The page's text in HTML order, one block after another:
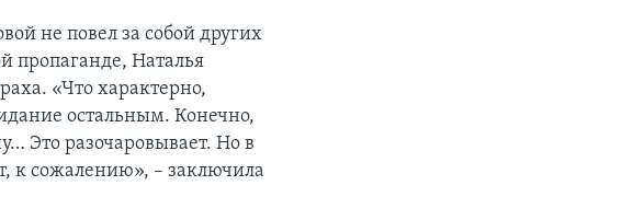
не повел за собой других
пропаганде, Наталья
«Что характерно,
остальным. Конечно,
Это разочаровывает. Но в
к сожалению», – заключила